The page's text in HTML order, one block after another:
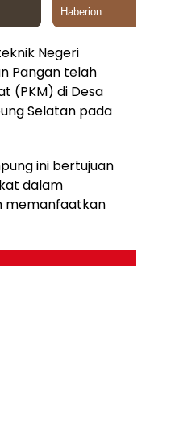
Negeri
Pangan telah
(PKM) di Desa
Selatan pada
ini bertujuan
dalam
memanfaatkan